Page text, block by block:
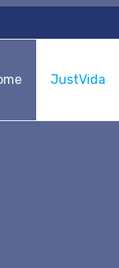
JustVida